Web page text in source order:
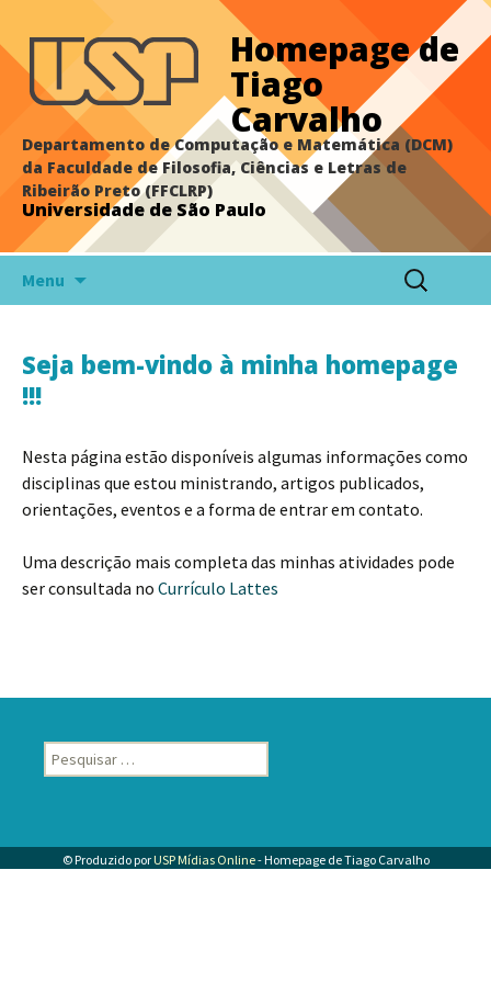
Homepage de
Tiago
Carvalho
Departamento de Computação e Matemática (DCM)
da Faculdade de Filosofia, Ciências e Letras de
Ribeirão Preto (FFCLRP)
Universidade de São Paulo
Menu
Pesquisar
por:
Seja bem-vindo à minha homepage
!!!
Nesta página estão disponíveis algumas informações como
disciplinas que estou ministrando, artigos publicados,
orientações, eventos e a forma de entrar em contato.
Uma descrição mais completa das minhas atividades pode
ser consultada no Currículo Lattes
Pesquisar
por:
© Produzido por USP Mídias Online- Homepage de Tiago Carvalho